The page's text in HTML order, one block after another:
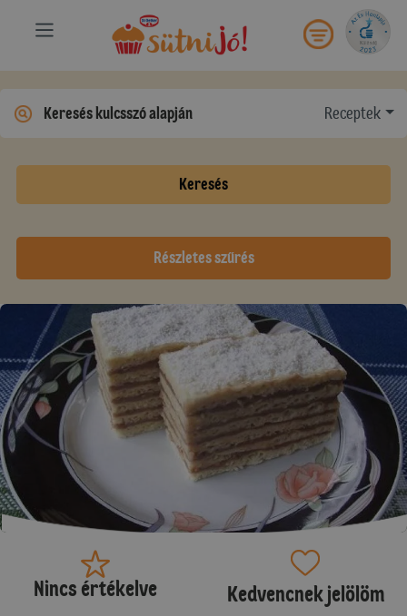
Receptek
Keresés
Részletes szűrés
Nincs értékelve Kedvencnek jelölöm